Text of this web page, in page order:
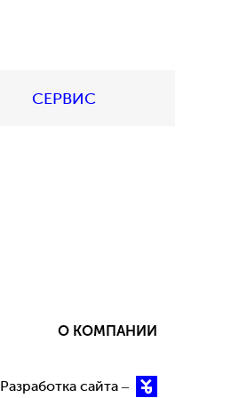
СЕРВИС
О КОМПАНИИ
Разработка сайта –